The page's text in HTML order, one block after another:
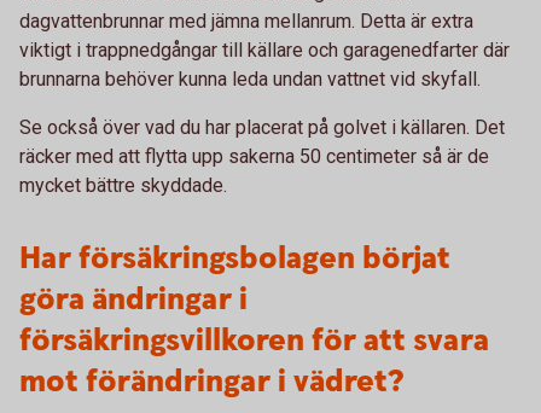
dagvattenbrunnar med jämna mellanrum. Detta är extra
viktigt i trappnedgångar till källare och garagenedfarter där
brunnarna behöver kunna leda undan vattnet vid skyfall.
Se också över vad du har placerat på golvet i källaren. Det
räcker med att flytta upp sakerna 50 centimeter så är de
mycket bättre skyddade.
Har försäkringsbolagen börjat
göra ändringar i
försäkringsvillkoren för att svara
mot förändringar i vädret?